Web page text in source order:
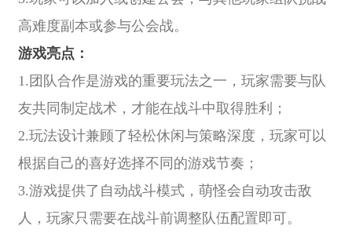
高难度副本或参与公会战。
游戏亮点：
1.团队合作是游戏的重要玩法之一，玩家需要与队
友共同制定战术，才能在战斗中取得胜利；
2.玩法设计兼顾了轻松休闲与策略深度，玩家可以
根据自己的喜好选择不同的游戏节奏；
3.游戏提供了自动战斗模式，萌怪会自动攻击敌
人，玩家只需要在战斗前调整队伍配置即可。